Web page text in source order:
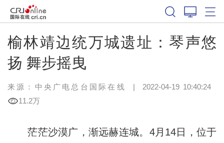
榆林靖边统万城遗址：琴声悠
扬 舞步摇曳
来源：中央广电总台国际在线 | 2022-04-19 10:40:24
11.2万
茫茫沙漠广，渐远赫连城。4月14日，位于